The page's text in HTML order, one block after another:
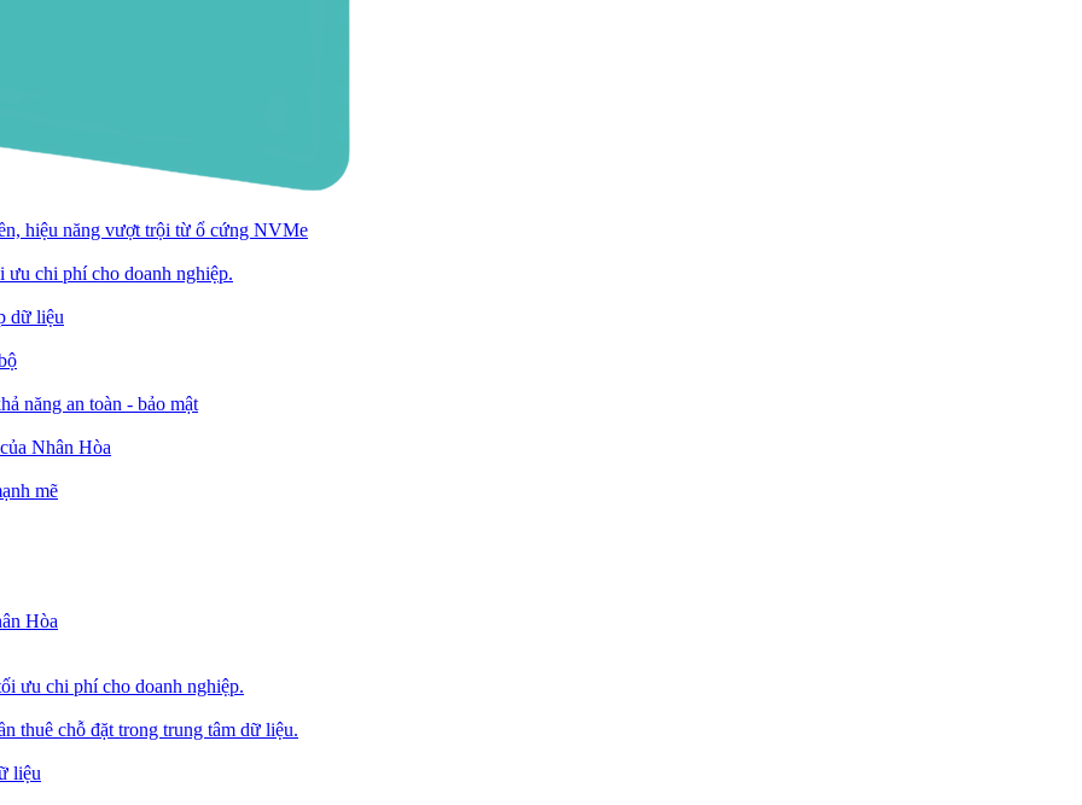
hiệu năng vượt trội từ ổ cứng NVMe
ưu chi phí cho doanh nghiệp.
dữ liệu
năng an toàn - bảo mật
Nhân Hòa
mẽ
Hòa
ưu chi phí cho doanh nghiệp.
thuê chỗ đặt trong trung tâm dữ liệu.
liệu